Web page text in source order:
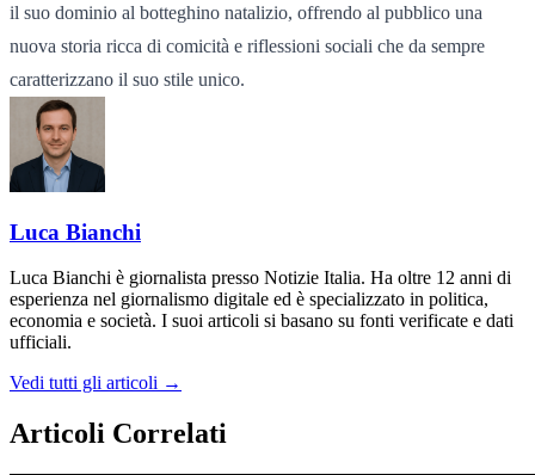
il suo dominio al botteghino natalizio, offrendo al pubblico una
nuova storia ricca di comicità e riflessioni sociali che da sempre
caratterizzano il suo stile unico.
Luca Bianchi
Luca Bianchi è giornalista presso Notizie Italia. Ha oltre 12 anni di
esperienza nel giornalismo digitale ed è specializzato in politica,
economia e società. I suoi articoli si basano su fonti verificate e dati
ufficiali.
Vedi tutti gli articoli →
Articoli Correlati